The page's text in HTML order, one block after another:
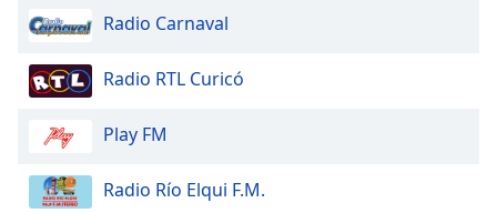
Radio Carnaval
Radio RTL Curicó
Play FM
Radio Río Elqui F.M.